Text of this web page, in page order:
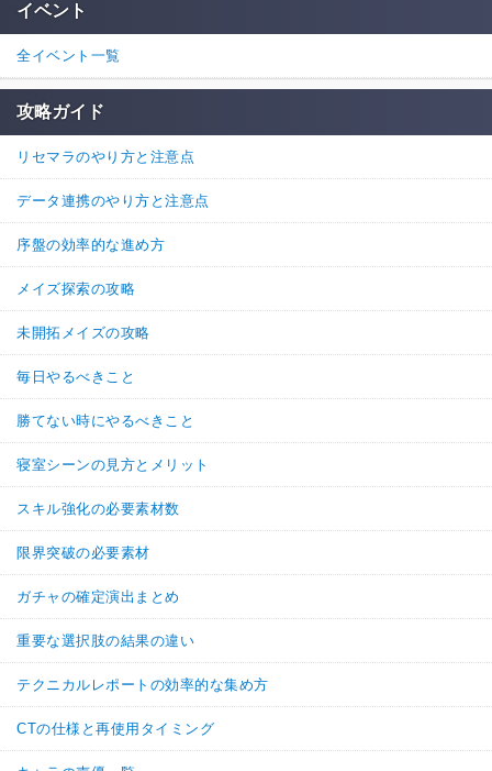
イベント
全イベント一覧
攻略ガイド
リセマラのやり方と注意点
データ連携のやり方と注意点
序盤の効率的な進め方
メイズ探索の攻略
未開拓メイズの攻略
毎日やるべきこと
勝てない時にやるべきこと
寝室シーンの見方とメリット
スキル強化の必要素材数
限界突破の必要素材
ガチャの確定演出まとめ
重要な選択肢の結果の違い
テクニカルレポートの効率的な集め方
CTの仕様と再使用タイミング